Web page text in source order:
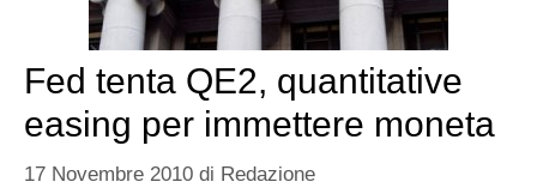
Fed tenta QE2, quantitative
easing per immettere moneta
17 Novembre 2010 di Redazione